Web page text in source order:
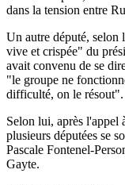
dans la tension entre
Un autre député, selon
vive et crispée" du
avait convenu de se
"le groupe ne
difficulté, on le résout".
Selon lui, après l'appel
plusieurs députées se
Pascale Fontenel-
Gayte.